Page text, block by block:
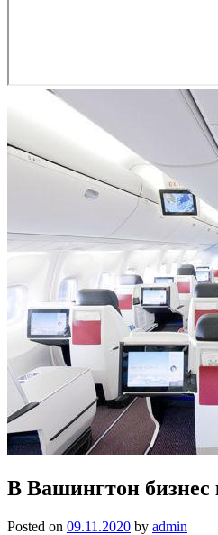
В Вашингтон бизнес
Posted on 09.11.2020 by admin